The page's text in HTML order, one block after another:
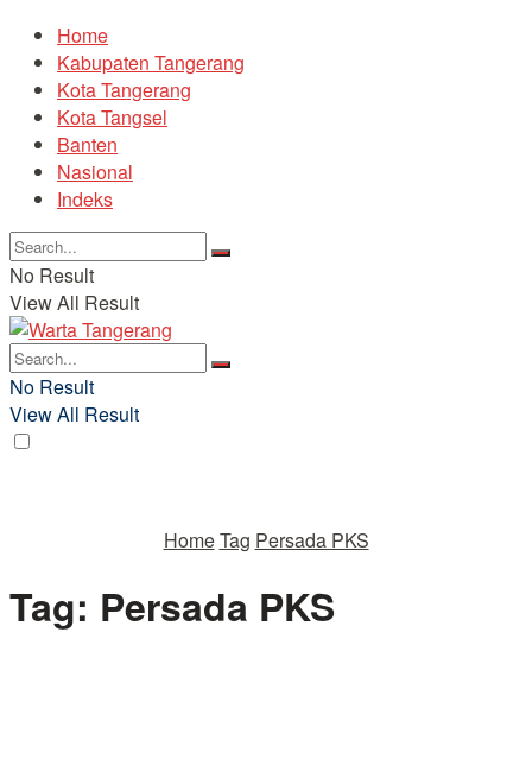
Home
Kabupaten Tangerang
Kota Tangerang
Kota Tangsel
Banten
Nasional
Indeks
No Result
View All Result
No Result
View All Result
HomeTag Persada PKS
Tag: Persada PKS